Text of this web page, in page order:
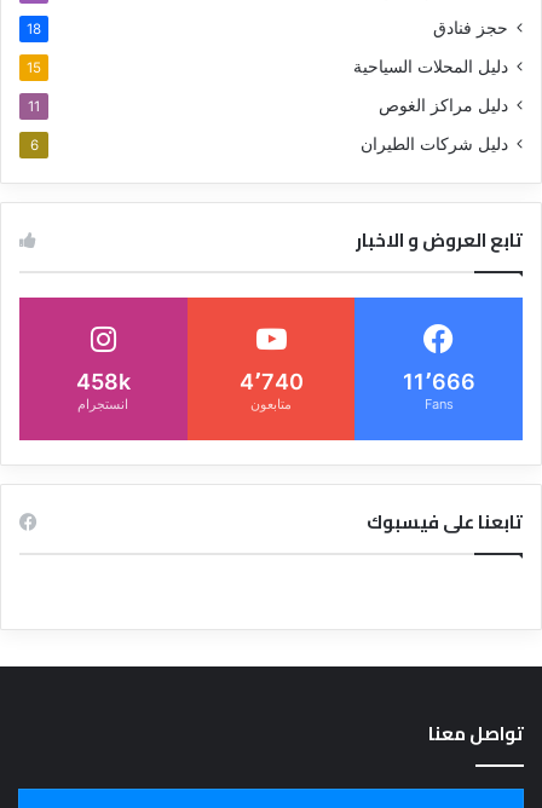
حجز فنادق 18
دليل المحلات السياحية 15
دليل مراكز الغوص 11
دليل شركات الطيران 6
تابع العروض و الاخبار
11٬666
Fans
4٬740
متابعون
458k
انستجرام
تابعنا على فيسبوك
تواصل معنا